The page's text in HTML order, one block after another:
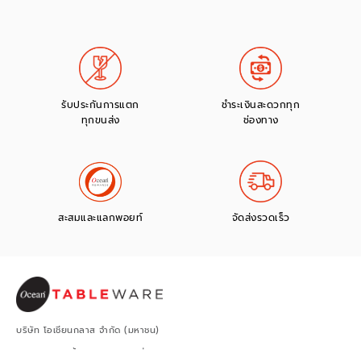
รับประกันการแตก
ทุกขนส่ง
ชำระเงินสะดวกทุก
ช่องทาง
สะสมและแลกพอยท์ จัดส่งรวดเร็ว
บริษัท โอเชียนกลาส จำกัด (มหาชน)